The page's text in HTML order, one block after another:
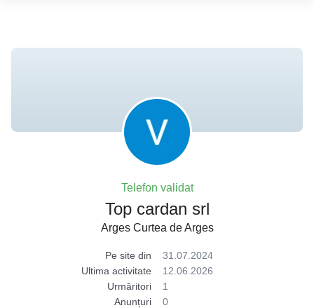
Telefon validat
Top cardan srl
Arges Curtea de Arges
Pe site din
31.07.2024
Ultima activitate
12.06.2026
Urmăritori
1
Anunțuri
0